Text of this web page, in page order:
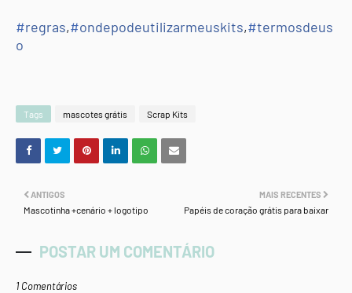
#regras,#ondepodeutilizarmeuskits,#termosdeus
o
Tags mascotes grátis Scrap Kits
MAIS RECENTES
Papéis de coração grátis para baixar
ANTIGOS
Mascotinha +cenário + logotipo
POSTAR UM COMENTÁRIO
1 Comentários